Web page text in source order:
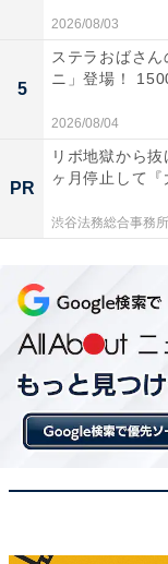
2026/08/03
5
ステラおばさ
ニ」登場！
2026/08/04
PR
リボ地獄から
ヶ月停止して『
渋谷法務総合事務所